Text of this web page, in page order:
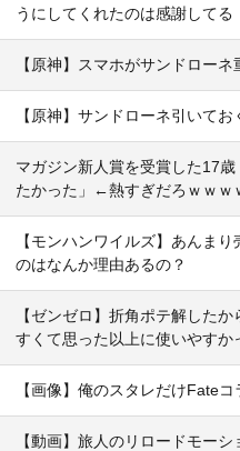
うにしてくれたのは感謝してる
【原神】スマホがサンドロー
【原神】サンドローネ引いて
マガジン新人賞を受賞した17
たかった」←熱すぎだろｗｗｗ
【モンハンワイルズ】あんま
のはなんか理由あるの？
【ゼンゼロ】折角ポテ解した
すくて思った以上に使いやすか
【画像】俺のスタレだけFate
【動画】旅人のリロードモー